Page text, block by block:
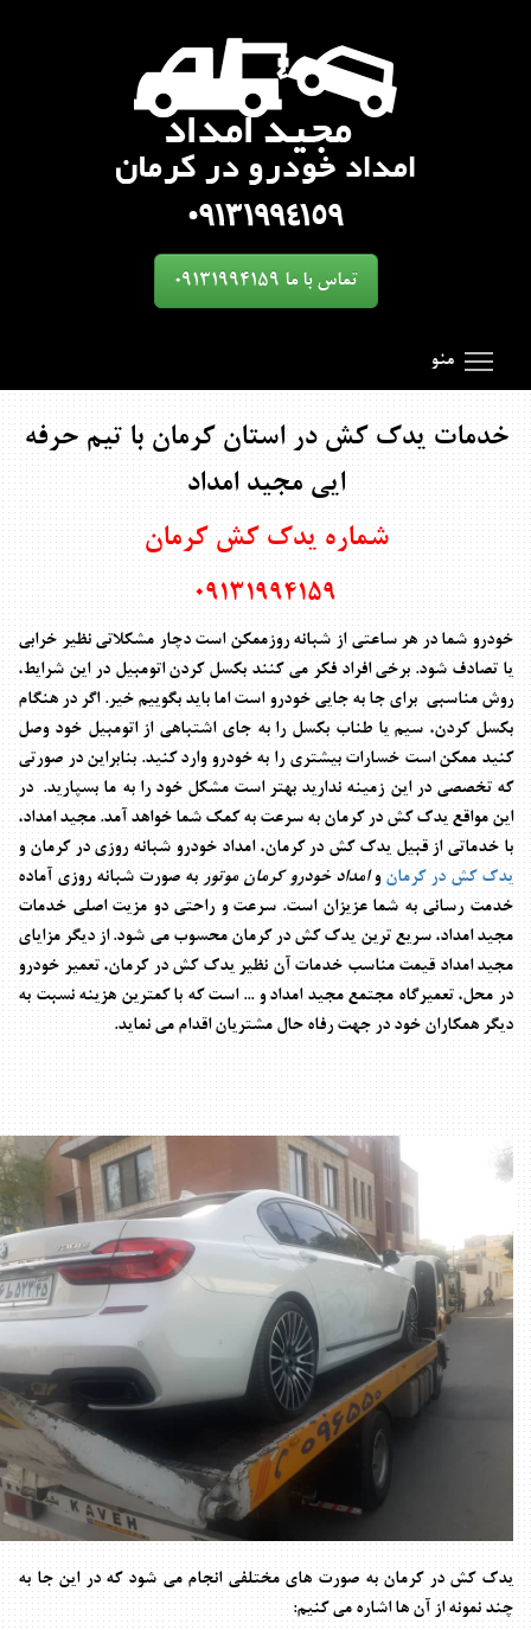
تماس با ما 09131994159
Search Results for 'toggle'
منو
خدمات یدک کش در استان کرمان با تیم حرفه
ایی مجید امداد
شماره یدک کش کرمان
09131994159
خودرو شما در هر ساعتی از شبانه روزممکن است دچار مشکلاتی نظیر خرابی
یا تصادف شود. برخی افراد فکر می کنند بکسل کردن اتومبیل در این شرایط،
روش مناسبی برای جا به جایی خودرو است اما باید بگوییم خیر. اگر در هنگام
بکسل کردن، سیم یا طناب بکسل را به جای اشتباهی از اتومبیل خود وصل
کنید ممکن است خسارات بیشتری را به خودرو وارد کنید. بنابراین در صورتی
که تخصصی در این زمینه ندارید بهتر است مشکل خود را به ما بسپارید. در
این مواقع یدک کش در کرمان به سرعت به کمک شما خواهد آمد. مجید امداد،
با خدماتی از قبیلیدک کش در کرمان، امداد خودرو شبانه روزی در کرمانو
یدک کش در کرمانوامداد خودرو کرمان موتور به صورت شبانه روزی آماده
خدمت رسانی به شما عزیزان است. سرعت و راحتی دو مزیت اصلی خدمات
مجید امداد، سریع ترین یدک کش در کرمان محسوب می شود. از دیگر مزایای
مجید امداد قیمت مناسب خدمات آن نظیر یدک کش در کرمان، تعمیر خودرو
در محل، تعمیرگاه مجتمع مجید امداد و ... است که با کمترین هزینه نسبت به
دیگر همکاران خود در جهت رفاه حال مشتریان اقدام می نماید.
یدک کش در کرمانبه صورت های مختلفی انجام می شود که در این جا به
چند نمونه از آن ها اشاره می کنیم: